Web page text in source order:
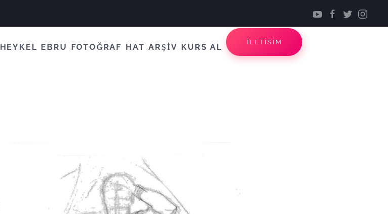
HEYKEL EBRU FOTOĞRAF HAT ARŞİV KURS AL
İLETİSİM